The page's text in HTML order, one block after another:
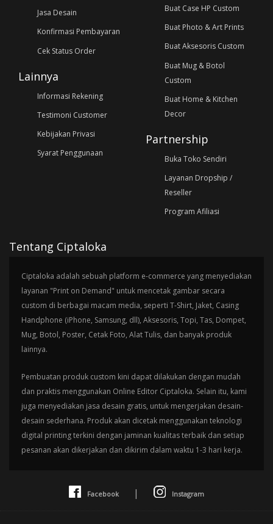
Jasa Desain
Konfirmasi Pembayaran
Cek Status Order
Lainnya
Informasi Rekening
Testimoni Customer
Kebijakan Privasi
Syarat Penggunaan
Buat Case HP Custom
Buat Photo & Art Prints
Buat Aksesoris Custom
Buat Mug & Botol
Custom
Buat Home & Kitchen
Decor
Partnership
Buka Toko Sendiri
Layanan Dropship /
Reseller
Program Afiliasi
Tentang Ciptaloka
Ciptaloka adalah sebuah platform e-commerce yang menyediakan
layanan "Print on Demand" untuk mencetak gambar secara
custom di berbagai macam media, seperti T-Shirt, Jaket, Casing
Handphone (iPhone, Samsung, dll), Aksesoris, Topi, Tas, Dompet,
Mug, Botol, Poster, Cetak Foto, Alat Tulis, dan banyak produk
lainnya.
Pembuatan produk custom kini dapat dilakukan dengan mudah
dan praktis menggunakan Online Editor Ciptaloka. Selain itu, kami
juga menyediakan jasa desain gratis, untuk mengerjakan desain-
desain sederhana. Produk akan dicetak menggunakan teknologi
digital printing terkini dengan jaminan kualitas terbaik dan setiap
pesanan akan dikerjakan dan dikirim dalam waktu 1-3 hari kerja.
Facebook | Instagram